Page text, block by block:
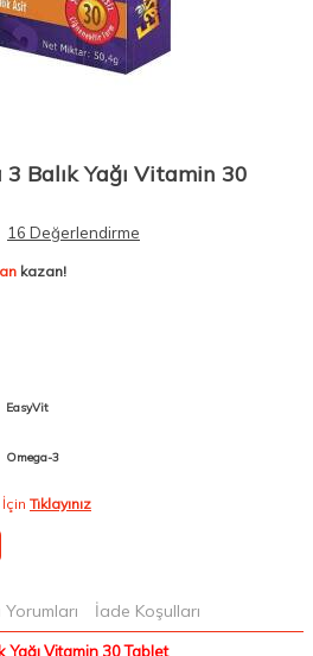
Balık Yağı Vitamin 30
16 Değerlendirme
kazan!
EasyVit
Omega-3
Tıklayınız
Yorumları İade Koşulları
Yağı Vitamin 30 Tablet